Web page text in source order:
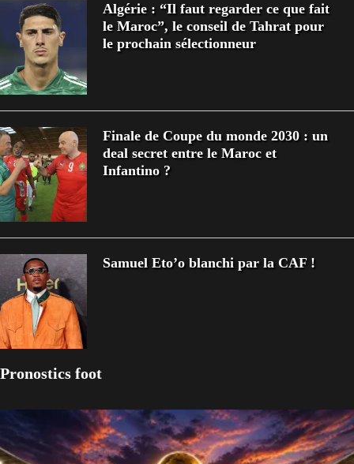
Algérie : “Il faut regarder ce que fait
le Maroc”, le conseil de Tahrat pour
le prochain sélectionneur
Finale de Coupe du monde 2030 : un
deal secret entre le Maroc et
Infantino ?
Samuel Eto’o blanchi par la CAF !
Pronostics foot